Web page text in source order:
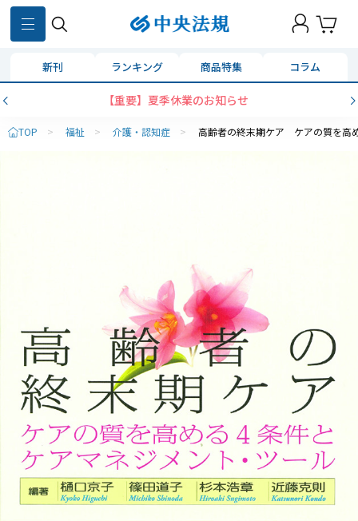
新刊 ランキング 商品特集 コラム
【重要】夏季休業のお知らせ
TOP > 福祉 > 介護・認知症 > 高齢者の終末期ケア ケアの質を高